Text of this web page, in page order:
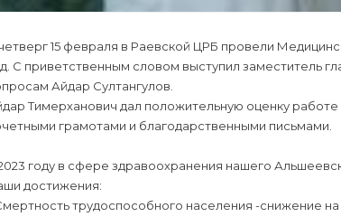
15 февраля в Раевской ЦРБ провели
С приветственным словом выступил заместитель
Айдар Султангулов.
Тимерханович дал положительную оценку
грамотами и благодарственными письмами.
году в сфере здравоохранения нашего
достижения:
трудоспособного населения -снижение на